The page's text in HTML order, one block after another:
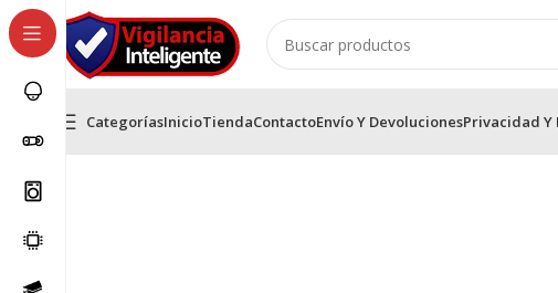
CategoríasInicioTiendaContactoEnvío Y DevolucionesPrivacidad Y